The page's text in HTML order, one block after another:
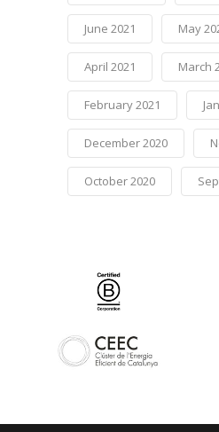
June 2021 May
April 2021 March
February 2021
December 2020
October 2020